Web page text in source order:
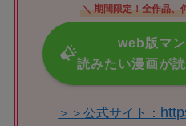
＼ 期間限定！全作品、
web版マ
読みたい漫画が
＞＞公式サイト：